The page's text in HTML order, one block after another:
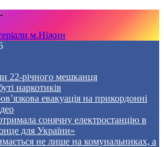
-
м.Ніжин
22-річного мешканця
наркотиків
евакуація на прикордонні
сонячну електростанцію в
для України»
не лише на комунальниках, а